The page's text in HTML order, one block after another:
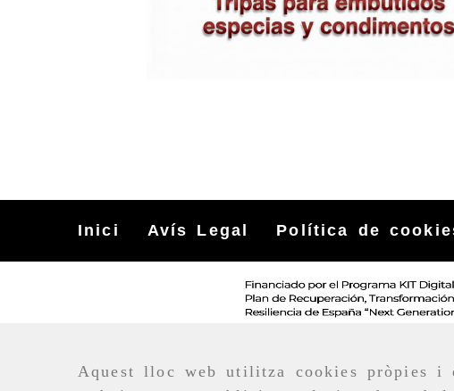
Aquest lloc web utilitza cookies pròpies i
Inici Avís Legal Política de